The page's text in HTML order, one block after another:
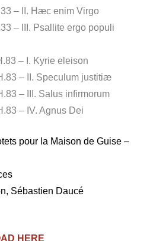
– II. Hæc enim Virgo
– III. Psallite ergo populi
– I. Kyrie eleison
– II. Speculum justitiæ
– III. Salus infirmorum
– IV. Agnus Dei
pour la Maison de Guise –
Sébastien Daucé
HERE